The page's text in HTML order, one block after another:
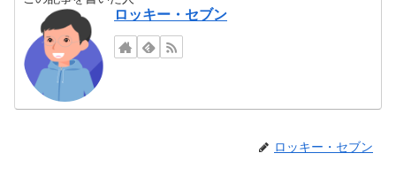
ロッキー・セブン
ロッキー・セブン